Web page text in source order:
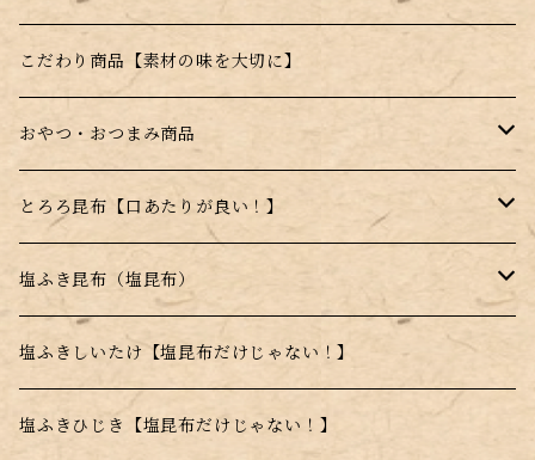
福袋
季節の詰め合わせ
セット商品
はちみつ昆布飴【宮島はちみつ使用】
薄焼きせんべい【昆布＋〇〇】
昆布顆粒【手軽に昆布を摂取できる】
ジェンヌとろろ
ジェンヌ顆粒
こだわり商品【素材の味を大切に】
おやつ・おつまみ商品
はちみつこんぶ飴
薄焼きせんべい【昆布＋〇〇】
とろろ昆布【口あたりが良い！】
高級とろろ昆布
甘味料不使用商品
日高昆布使用
塩ふき昆布（塩昆布）
品質重視商品【上質な昆布使用】
塩ふきしいたけ【塩昆布だけじゃない！】
塩ふきひじき【塩昆布だけじゃない！】